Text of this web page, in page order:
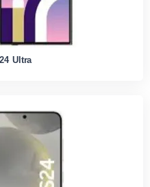
Ultra